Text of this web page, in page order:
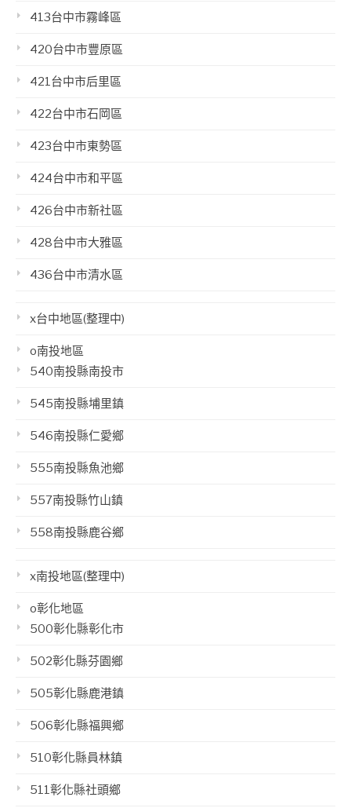
413台中市霧峰區
420台中市豐原區
421台中市后里區
422台中市石岡區
423台中市東勢區
424台中市和平區
426台中市新社區
428台中市大雅區
436台中市清水區
x台中地區(整理中)
o南投地區
540南投縣南投市
545南投縣埔里鎮
546南投縣仁愛鄉
555南投縣魚池鄉
557南投縣竹山鎮
558南投縣鹿谷鄉
x南投地區(整理中)
o彰化地區
500彰化縣彰化市
502彰化縣芬園鄉
505彰化縣鹿港鎮
506彰化縣福興鄉
510彰化縣員林鎮
511彰化縣社頭鄉